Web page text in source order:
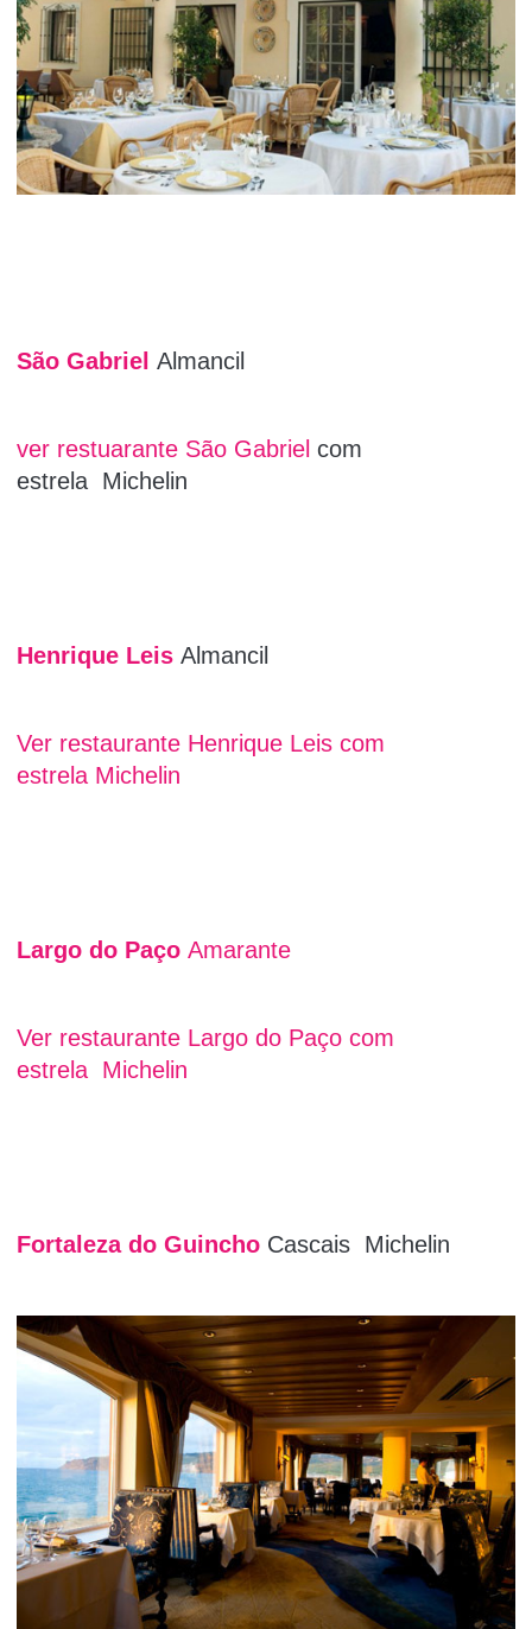
São Gabriel Almancil
ver restuarante São Gabriel com
estrela Michelin
Henrique Leis Almancil
Ver restaurante Henrique Leis com
estrela Michelin
Largo do Paço Amarante
Ver restaurante Largo do Paço com
estrela Michelin
Fortaleza do Guincho Cascais Michelin